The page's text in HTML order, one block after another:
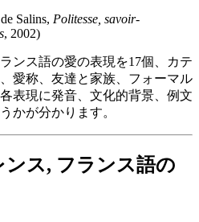
Salins, Politesse, savoir-
, 2002)
ンス語の愛の表現を17個、カテ
愛称、友達と家族、フォーマル
表現に発音、文化的背景、例文
かが分かります。
ス, フランス語の